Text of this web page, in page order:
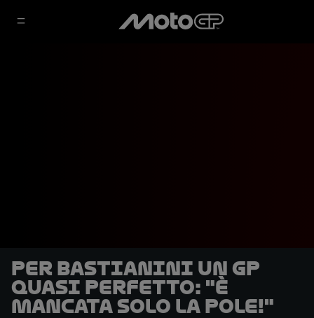
Per Bastianini un GP
quasi perfetto: "È
mancata solo la pole!"